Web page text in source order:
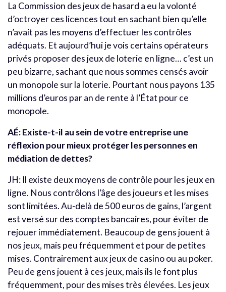
La Commission des jeux de hasard a eu la volonté
d’octroyer ces licences tout en sachant bien qu’elle
n’avait pas les moyens d’effectuer les contrôles
adéquats. Et aujourd’hui je vois certains opérateurs
privés proposer des jeux de loterie en ligne… c’est un
peu bizarre, sachant que nous sommes censés avoir
un monopole sur la loterie. Pourtant nous payons 135
millions d’euros par an de rente à l’État pour ce
monopole.
AÉ: Existe-t-il au sein de votre entreprise une
réflexion pour mieux protéger les personnes en
médiation de dettes?
JH: Il existe deux moyens de contrôle pour les jeux en
ligne. Nous contrôlons l’âge des joueurs et les mises
sont limitées. Au-delà de 500 euros de gains, l’argent
est versé sur des comptes bancaires, pour éviter de
rejouer immédiatement. Beaucoup de gens jouent à
nos jeux, mais peu fréquemment et pour de petites
mises. Contrairement aux jeux de casino ou au poker.
Peu de gens jouent à ces jeux, mais ils le font plus
fréquemment, pour des mises très élevées. Les jeux